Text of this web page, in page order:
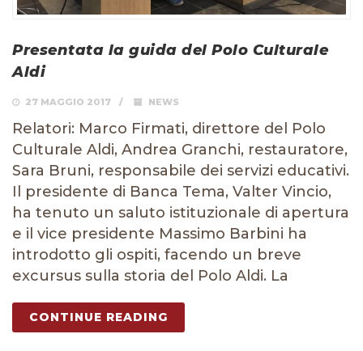
Presentata la guida del Polo Culturale
Aldi
27 MAGGIO 2017 NEWS
Relatori: Marco Firmati, direttore del Polo
Culturale Aldi, Andrea Granchi, restauratore,
Sara Bruni, responsabile dei servizi educativi.
Il presidente di Banca Tema, Valter Vincio,
ha tenuto un saluto istituzionale di apertura
e il vice presidente Massimo Barbini ha
introdotto gli ospiti, facendo un breve
excursus sulla storia del Polo Aldi. La
CONTINUE READING